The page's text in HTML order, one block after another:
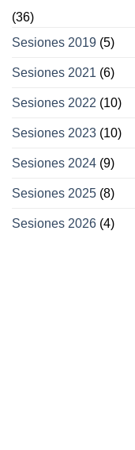
(36)
Sesiones 2019(5)
Sesiones 2021 (6)
Sesiones 2022 (10)
Sesiones 2023(10)
Sesiones 2024(9)
Sesiones 2025(8)
Sesiones 2026(4)